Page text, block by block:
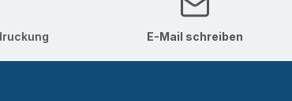
E-Mail schreiben